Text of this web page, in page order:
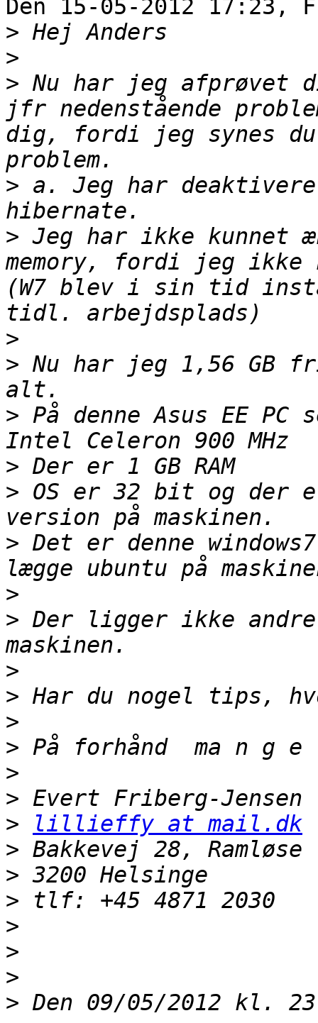
Den 15-05-2012 17:23,
>
>
> Nu har jeg afprøvet
jfr nedenstående
dig, fordi jeg synes
> a. Jeg har
> Jeg har ikke kunnet
memory, fordi jeg ikke
(W7 blev i sin tid
>
> Nu har jeg 1,56 GB
> På denne Asus EE
>
> OS er 32 bit og der
> Det er denne
>
> Der ligger ikke
>
>
>
>
>
>
>
lillieffy at mail.dk
>
>
>
>
>
>
>